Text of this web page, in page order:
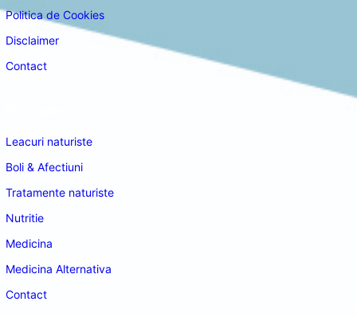
Politica de Cookies
Disclaimer
Contact
Leacuri naturiste
Boli & Afectiuni
Tratamente naturiste
Nutritie
Medicina
Medicina Alternativa
Contact